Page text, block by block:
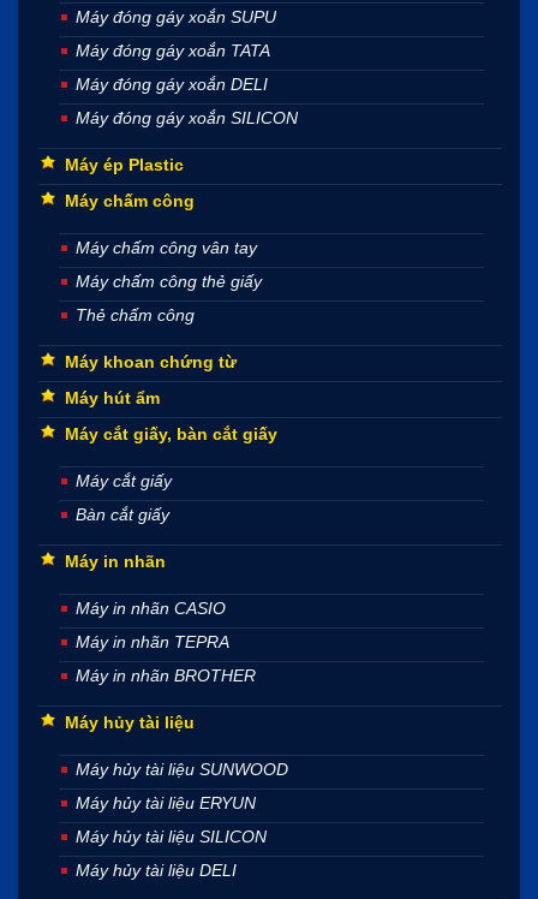
Máy đóng gáy xoắn SUPU
Máy đóng gáy xoắn TATA
Máy đóng gáy xoắn DELI
Máy đóng gáy xoắn SILICON
Máy ép Plastic
Máy chấm công
Máy chấm công vân tay
Máy chấm công thẻ giấy
Thẻ chấm công
Máy khoan chứng từ
Máy hút ẩm
Máy cắt giấy, bàn cắt giấy
Máy cắt giấy
Bàn cắt giấy
Máy in nhãn
Máy in nhãn CASIO
Máy in nhãn TEPRA
Máy in nhãn BROTHER
Máy hủy tài liệu
Máy hủy tài liệu SUNWOOD
Máy hủy tài liệu ERYUN
Máy hủy tài liệu SILICON
Máy hủy tài liệu DELI